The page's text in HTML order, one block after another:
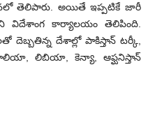
తెలిపారు. అయితే ఇప్పటికే జారీ
విదేశాంగ కార్యాలయం తెలిపింది.
దేశాల్లో పాకిస్తాన్ టర్కీ,
లిబియా, కెన్యా, ఆఫ్ఘనిస్తాన్